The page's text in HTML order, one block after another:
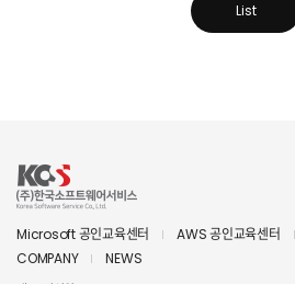
List
Microsoft 공인교육센터 AWS 공인교육센터
COMPANY
NEWS